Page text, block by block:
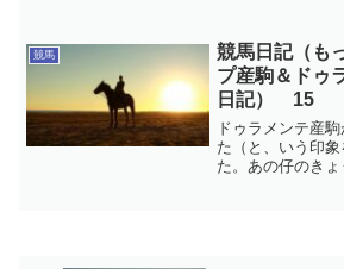
みんなに感謝の
競馬
競馬日記（も
プ産駒＆ドゥ
日記） 15
好調】
ドゥラメンテ産
た（と、いう印
た。あの仔のき